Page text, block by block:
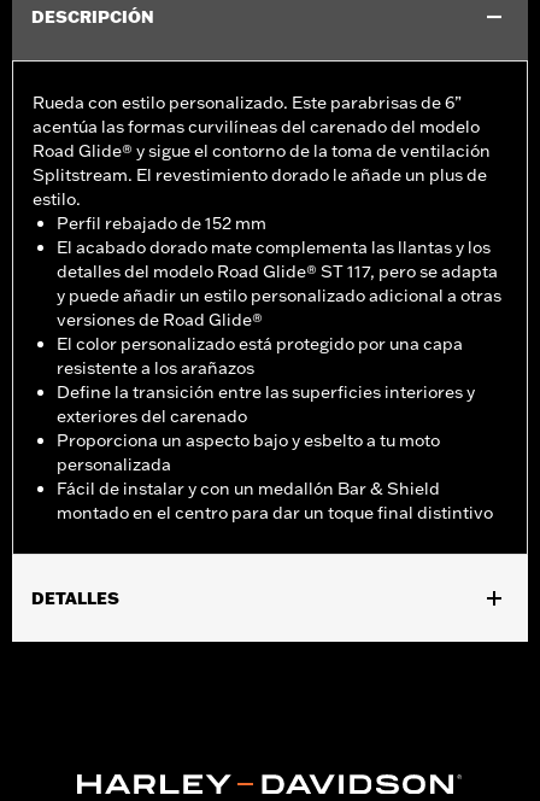
DESCRIPCIÓN
Rueda con estilo personalizado. Este parabrisas de 6”
acentúa las formas curvilíneas del carenado del modelo
Road Glide® y sigue el contorno de la toma de ventilación
Splitstream. El revestimiento dorado le añade un plus de
estilo.
Perfil rebajado de 152 mm
El acabado dorado mate complementa las llantas y los
detalles del modelo Road Glide® ST 117, pero se adapta
y puede añadir un estilo personalizado adicional a otras
versiones de Road Glide®
El color personalizado está protegido por una capa
resistente a los arañazos
Define la transición entre las superficies interiores y
exteriores del carenado
Proporciona un aspecto bajo y esbelto a tu moto
personalizada
Fácil de instalar y con un medallón Bar & Shield
montado en el centro para dar un toque final distintivo
DETALLES
Material:Fabricado en policarbonato endurecido